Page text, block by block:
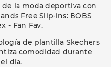
la moda deportiva con
Free Slip-ins: BOBS
- Fan Fav.
de plantilla Skechers
comodidad durante
día.